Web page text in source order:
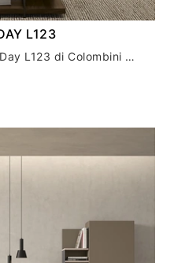
L123
Parete Attrezzata Night & Day L123 di Colombini Casa